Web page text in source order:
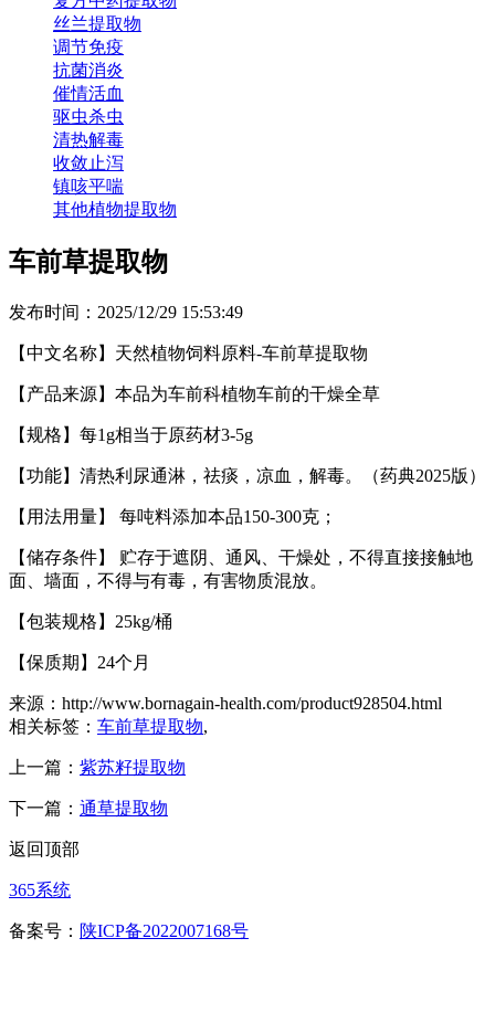
丝兰提取物
调节免疫
抗菌消炎
催情活血
驱虫杀虫
清热解毒
收敛止泻
镇咳平喘
其他植物提取物
车前草提取物
发布时间：2025/12/29 15:53:49
【中文名称】天然植物饲料原料-车前草提取物
【产品来源】本品为车前科植物车前的干燥全草
【规格】 每1g相当于原药材3-5g
【功能】清热利尿通淋，祛痰，凉血，解毒。 （药典2025版）
【用法用量】 每吨料添加本品150-300克；
【储存条件】
贮存于遮阴、通风、干燥处，不得直接接触地
面、墙面，不得与有毒，有害物质混放。
【包装规格】 25kg/桶
【保质期】 24个月
来源：http://www.bornagain-health.com/product928504.html
相关标签： 车前草提取物,
上一篇： 紫苏籽提取物
下一篇： 通草提取物
返回顶部
365系统
备案号： 陕ICP备2022007168号